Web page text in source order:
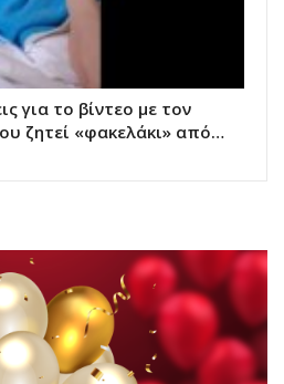
για το βίντεο με τον
ζητεί «φακελάκι» από…